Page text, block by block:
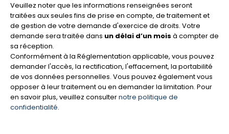
Veuillez noter que les informations renseignées seront
traitées aux seules fins de prise en compte, de traitement et
de gestion de votre demande d'exercice de droits. Votre
demande sera traitée dans un délai d’un mois à compter de
sa réception.
Conformément à la Réglementation applicable, vous pouvez
demander l'accès, la rectification, l'effacement, la portabilité
de vos données personnelles. Vous pouvez également vous
opposer à leur traitement ou en demander la limitation. Pour
en savoir plus, veuillez consulternotre politique de
confidentialité.